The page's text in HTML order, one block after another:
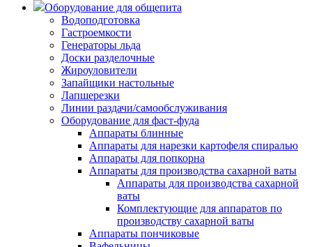
Оборудование для общепита
Водоподготовка
Гастроемкости
Генераторы льда
Доски разделочные
Жироуловители
Запайщики настольные
Лапшерезки
Линии раздачи/самообслуживания
Оборудование для фаст-фуда
Аппараты блинные
Аппараты для нарезки картофеля спиралью
Аппараты для попкорна
Аппараты для производства сахарной ваты
Аппараты для производства сахарной
ваты
Комплектующие для аппаратов по
производству сахарной ваты
Аппараты пончиковые